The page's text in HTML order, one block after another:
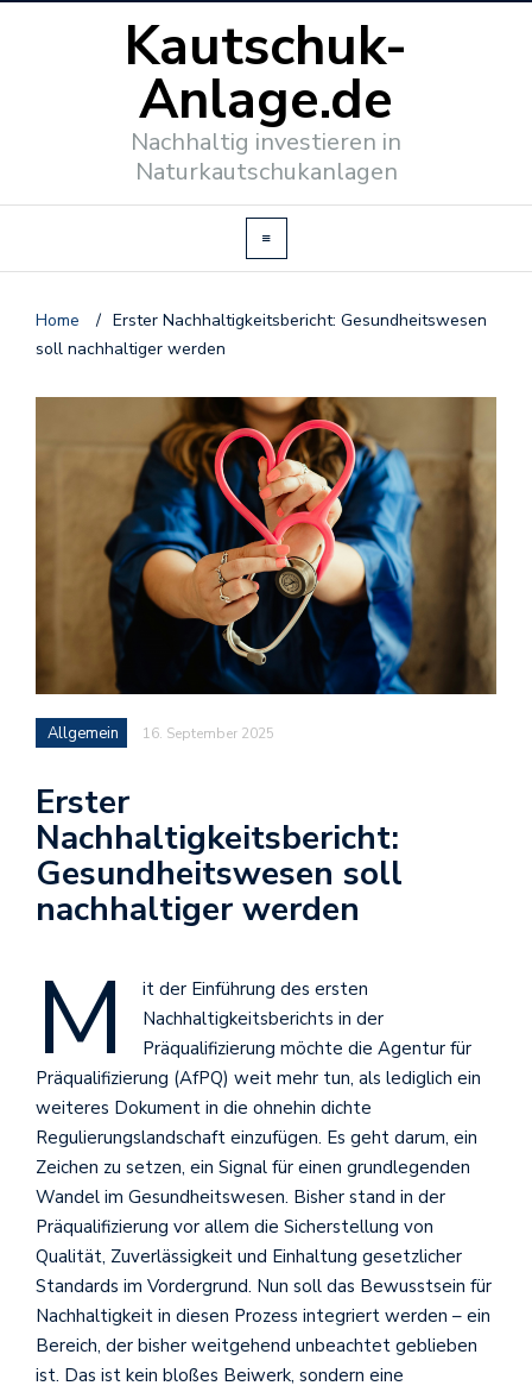
Kautschuk-
Anlage.de
Nachhaltig investieren in
Naturkautschukanlagen
Home / Erster Nachhaltigkeitsbericht: Gesundheitswesen
soll nachhaltiger werden
Allgemein 16. September 2025
Erster
Nachhaltigkeitsbericht:
Gesundheitswesen soll
nachhaltiger werden
M
it der Einführung des ersten
Nachhaltigkeitsberichts in der
Präqualifizierung möchte die Agentur für
Präqualifizierung (AfPQ) weit mehr tun, als lediglich ein
weiteres Dokument in die ohnehin dichte
Regulierungslandschaft einzufügen. Es geht darum, ein
Zeichen zu setzen, ein Signal für einen grundlegenden
Wandel im Gesundheitswesen. Bisher stand in der
Präqualifizierung vor allem die Sicherstellung von
Qualität, Zuverlässigkeit und Einhaltung gesetzlicher
Standards im Vordergrund. Nun soll das Bewusstsein für
Nachhaltigkeit in diesen Prozess integriert werden – ein
Bereich, der bisher weitgehend unbeachtet geblieben
ist. Das ist kein bloßes Beiwerk, sondern eine